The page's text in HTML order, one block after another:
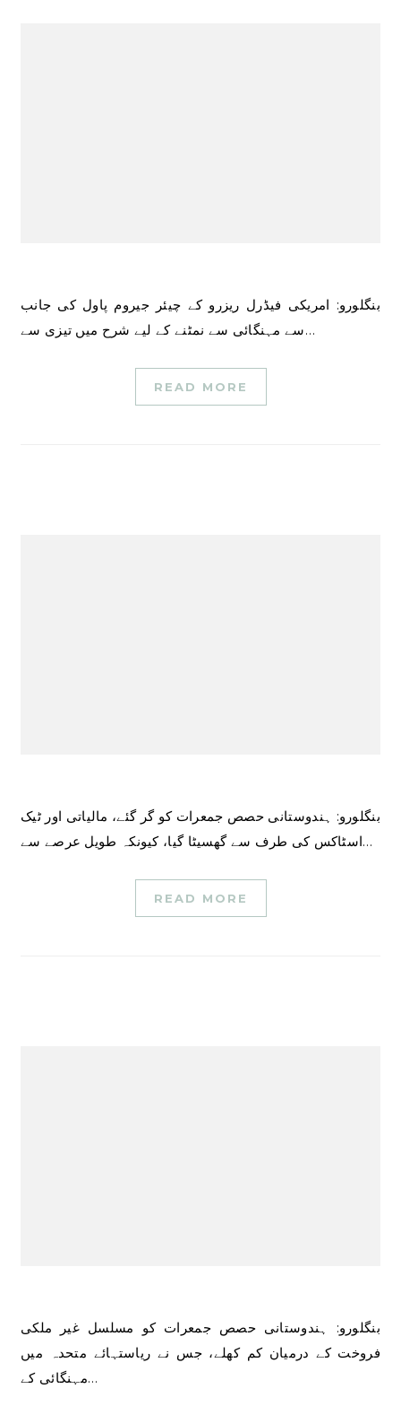
بنگلورو: امریکی فیڈرل ریزرو کے چیئر جیروم پاول کی جانب
سے مہنگائی سے نمٹنے کے لیے شرح میں تیزی سے…
READ MORE
بنگلورو: ہندوستانی حصص جمعرات کو گر گئے، مالیاتی اور ٹیک
اسٹاکس کی طرف سے گھسیٹا گیا، کیونکہ طویل عرصے سے…
READ MORE
بنگلورو: ہندوستانی حصص جمعرات کو مسلسل غیر ملکی
فروخت کے درمیان کم کھلے، جس نے ریاستہائے متحدہ میں
مہنگائی کے…